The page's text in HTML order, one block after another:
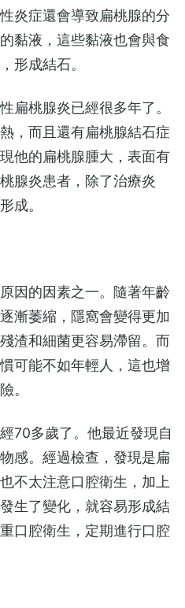
炎症還會導致扁桃腺的分
黏液，這些黏液也會與食
形成結石。
扁桃腺炎已經很多年了。
，而且還有扁桃腺結石症
他的扁桃腺腫大，表面有
腺炎患者，除了治療炎
成。
因的因素之一。隨著年齡
漸萎縮，隱窩會變得更加
渣和細菌更容易滯留。而
可能不如年輕人，這也增
。
70多歲了。他最近發現自
感。經過檢查，發現是扁
不太注意口腔衛生，加上
生了變化，就容易形成結
口腔衛生，定期進行口腔